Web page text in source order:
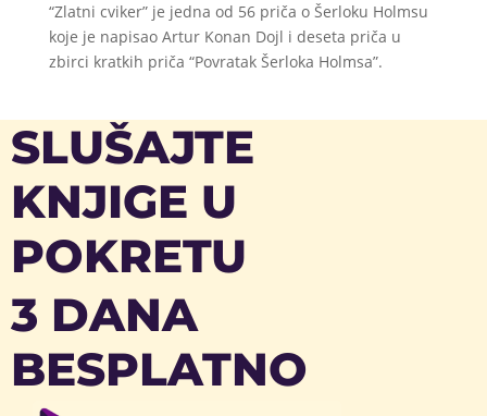
“Zlatni cviker” je jedna od 56 priča o Šerloku Holmsu
koje je napisao Artur Konan Dojl i deseta priča u
zbirci kratkih priča “Povratak Šerloka Holmsa”.
SLUŠAJTE
KNJIGE U
POKRETU
3 DANA
BESPLATNO